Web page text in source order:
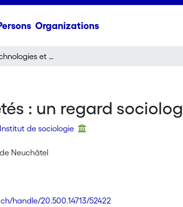
Organizations
Nouvelles technologies et sociétés : un regard sociologique
: un regard
Institut de sociologie
Neuchâtel
handle/20.500.14713/52422